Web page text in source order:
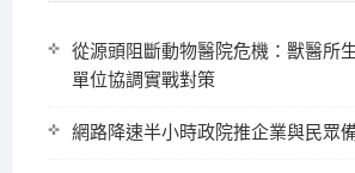
從源頭阻斷動物醫院危機：獸醫所
單位協調實戰對策
網路降速半小時政院推企業與民眾